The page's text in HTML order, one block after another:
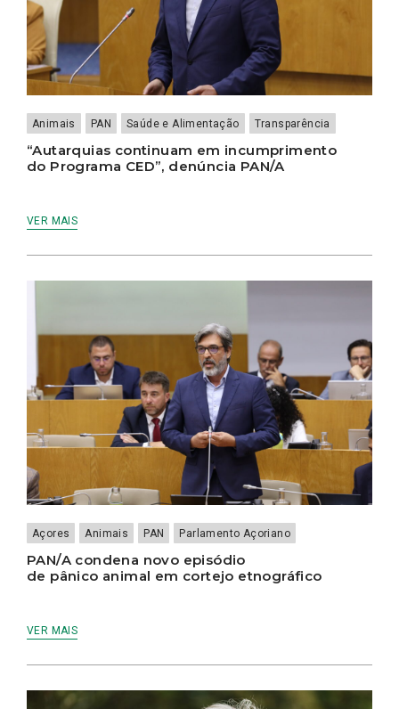
Animais PAN Saúde e Alimentação Transparência
“Autarquias continuam em incumprimento
do Programa CED”, denúncia PAN/A
VER MAIS
Açores Animais PAN Parlamento Açoriano
PAN/A condena novo episódio
de pânico animal em cortejo etnográfico
VER MAIS